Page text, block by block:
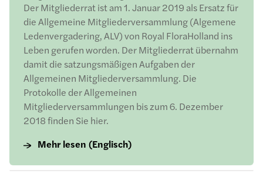
Der Mitgliederrat ist am 1. Januar 2019 als Ersatz für
die Allgemeine Mitgliederversammlung (Algemene
Ledenvergadering, ALV) von Royal FloraHolland ins
Leben gerufen worden. Der Mitgliederrat übernahm
damit die satzungsmäßigen Aufgaben der
Allgemeinen Mitgliederversammlung. Die
Protokolle der Allgemeinen
Mitgliederversammlungen bis zum 6. Dezember
2018 finden Sie hier.
Mehr lesen (Englisch)